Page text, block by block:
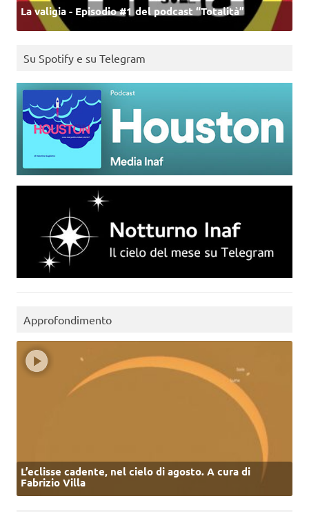
La valigia - Episodio #1 del podcast “Totalità”
Su Spotify e su Telegram
Approfondimento
L’eclisse cadente, nel cielo di agosto. A cura di
Fabrizio Villa